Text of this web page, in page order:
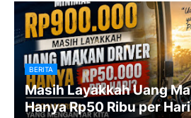
BERITA
Masih Layakkah Uang
Hanya Rp50 Ribu per